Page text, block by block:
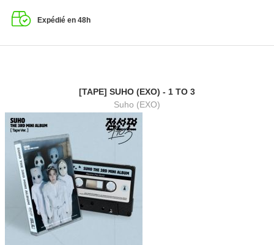
Expédié en 48h
[TAPE] SUHO (EXO) - 1 TO 3
Suho (EXO)